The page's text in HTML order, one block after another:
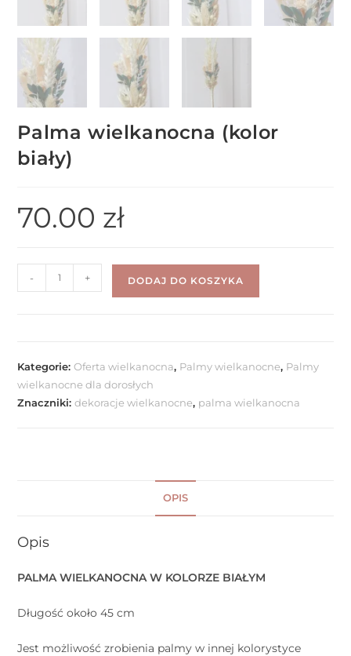
Palma wielkanocna (kolor
biały)
70.00 zł
- + DODAJ DO KOSZYKA
Kategorie:Oferta wielkanocna, Palmy wielkanocne, Palmy
wielkanocne dla dorosłych
Znaczniki:dekoracje wielkanocne, palma wielkanocna
OPIS
Opis
PALMA WIELKANOCNA W KOLORZE BIAŁYM
Długość około 45 cm
Jest możliwość zrobienia palmy w innej kolorystyce